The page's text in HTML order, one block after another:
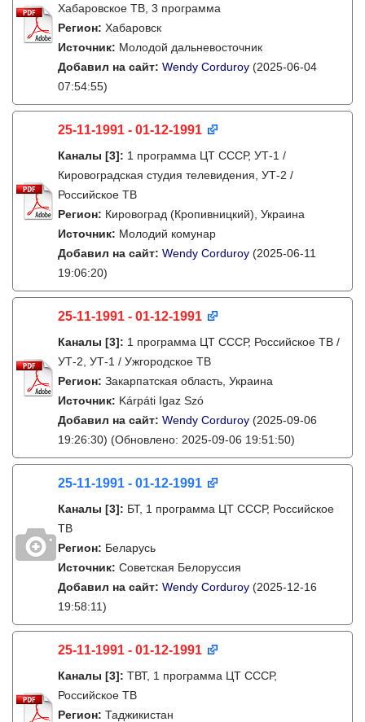
Хабаровское ТВ, 3 программа
Регион: Хабаровск
Источник: Молодой дальневосточник
Добавил на сайт: Wendy Corduroy (2025-06-04
07:54:55)
25-11-1991 - 01-12-1991
Каналы [3]: 1 программа ЦТ СССР, УТ-1 /
Кировоградская студия телевидения, УТ-2 /
Российское ТВ
Регион: Кировоград (Кропивницкий), Украина
Источник: Молодий комунар
Добавил на сайт: Wendy Corduroy (2025-06-11
19:06:20)
25-11-1991 - 01-12-1991
Каналы [3]: 1 программа ЦТ СССР, Российское ТВ /
УТ-2, УТ-1 / Ужгородское ТВ
Регион: Закарпатская область, Украина
Источник: Kárpáti Igaz Szó
Добавил на сайт: Wendy Corduroy (2025-09-06
19:26:30) (Обновлено: 2025-09-06 19:51:50)
25-11-1991 - 01-12-1991
Каналы [3]: БТ, 1 программа ЦТ СССР, Российское
ТВ
Регион: Беларусь
Источник: Советская Белоруссия
Добавил на сайт: Wendy Corduroy (2025-12-16
19:58:11)
25-11-1991 - 01-12-1991
Каналы [3]: ТВТ, 1 программа ЦТ СССР,
Российское ТВ
Регион: Таджикистан